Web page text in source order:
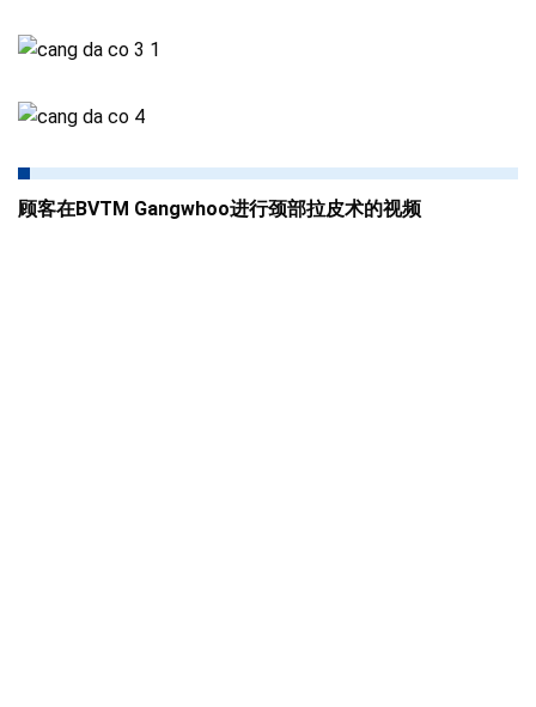
顾客在BVTM Gangwhoo进行颈部拉皮术的视频